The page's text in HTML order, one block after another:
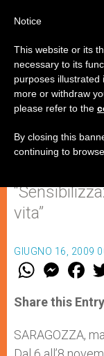
Quarto
Pro-vita a
vita”
GIUGNO 16, 2009
W
t
s
p
p
M
e
s
e
g
e
F
a
e
b
o
k
Share this Entry
SARAGOZZA,
Notice
This website or its
necessary to its
purposes illustrated
more or withdraw
please refer to the
By closing this
continuing to